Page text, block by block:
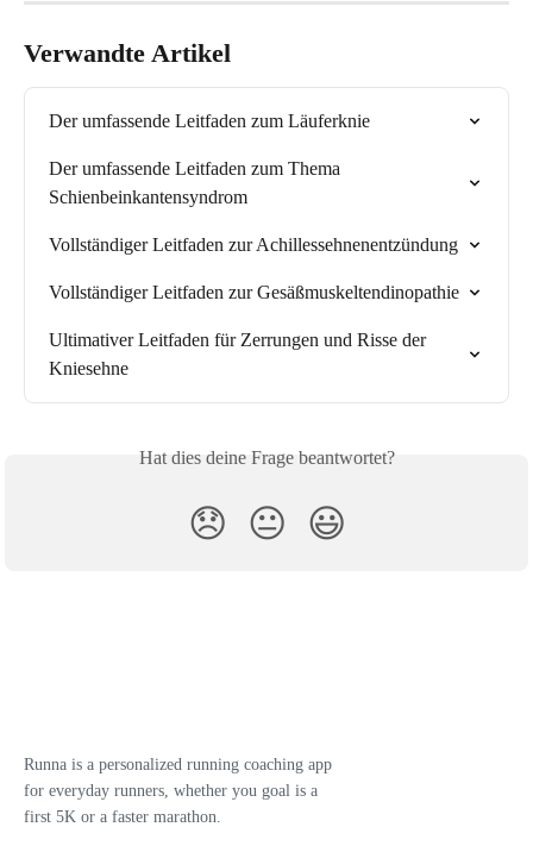
Verwandte Artikel
Der umfassende Leitfaden zum Läuferknie
Der umfassende Leitfaden zum Thema
Schienbeinkantensyndrom
Vollständiger Leitfaden zur Achillessehnenentzündung
Vollständiger Leitfaden zur Gesäßmuskeltendinopathie
Ultimativer Leitfaden für Zerrungen und Risse der
Kniesehne
Hat dies deine Frage beantwortet?
😞 😐 😃
Runna is a personalized running coaching app
for everyday runners, whether you goal is a
first 5K or a faster marathon.